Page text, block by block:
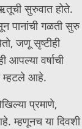
सुरुवात होते.
पानांची गळती सुरु
जणू सृष्टीही
वर्षाची
म्हटले आहे.
प्रमाणे,
म्हणूनच या दिवशी